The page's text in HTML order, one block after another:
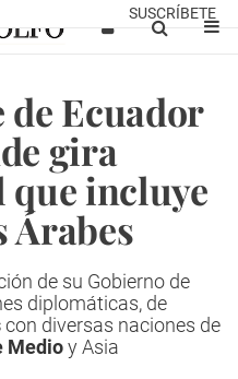
SUSCRÍBETE
Ecuador
gira
incluye
Árabes
de su Gobierno de
diplomáticas, de
con diversas naciones de
Medioy Asia